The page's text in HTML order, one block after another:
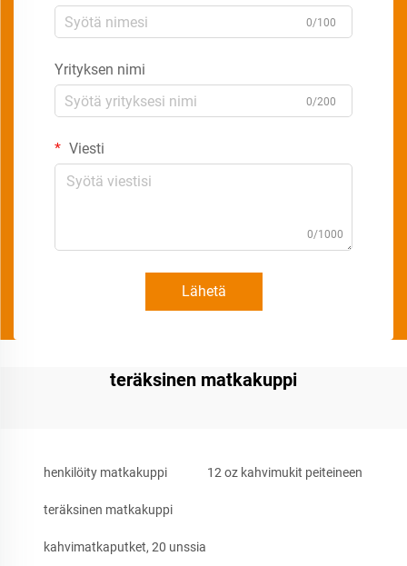
0/100
Yrityksen nimi
0/200
Viesti
0/1000
Lähetä
teräksinen matkakuppi
henkilöity matkakuppi 12 oz kahvimukit peiteineen
teräksinen matkakuppi
kahvimatkaputket, 20 unssia